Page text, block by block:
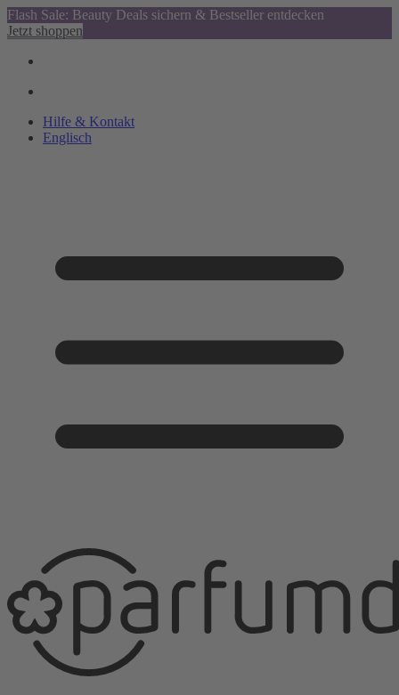
Flash Sale: Beauty Deals sichern & Bestseller entdecken
Jetzt shoppen
Hilfe & Kontakt
Englisch